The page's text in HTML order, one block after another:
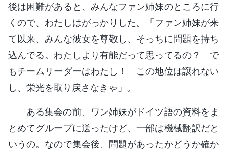
後は困難があると、みんなファン姉妹のところに行
くので、わたしはがっかりした。「ファン姉妹が来
て以来、みんな彼女を尊敬し、そっちに問題を持ち
込んでる。わたしより有能だって思ってるの？ で
もチームリーダーはわたし！ この地位は譲れない
し、栄光を取り戻さなきゃ」。
ある集会の前、ワン姉妹がドイツ語の資料をま
とめてグループに送ったけど、一部は機械翻訳だと
いうの。なので集会後、問題があったかどうか確か